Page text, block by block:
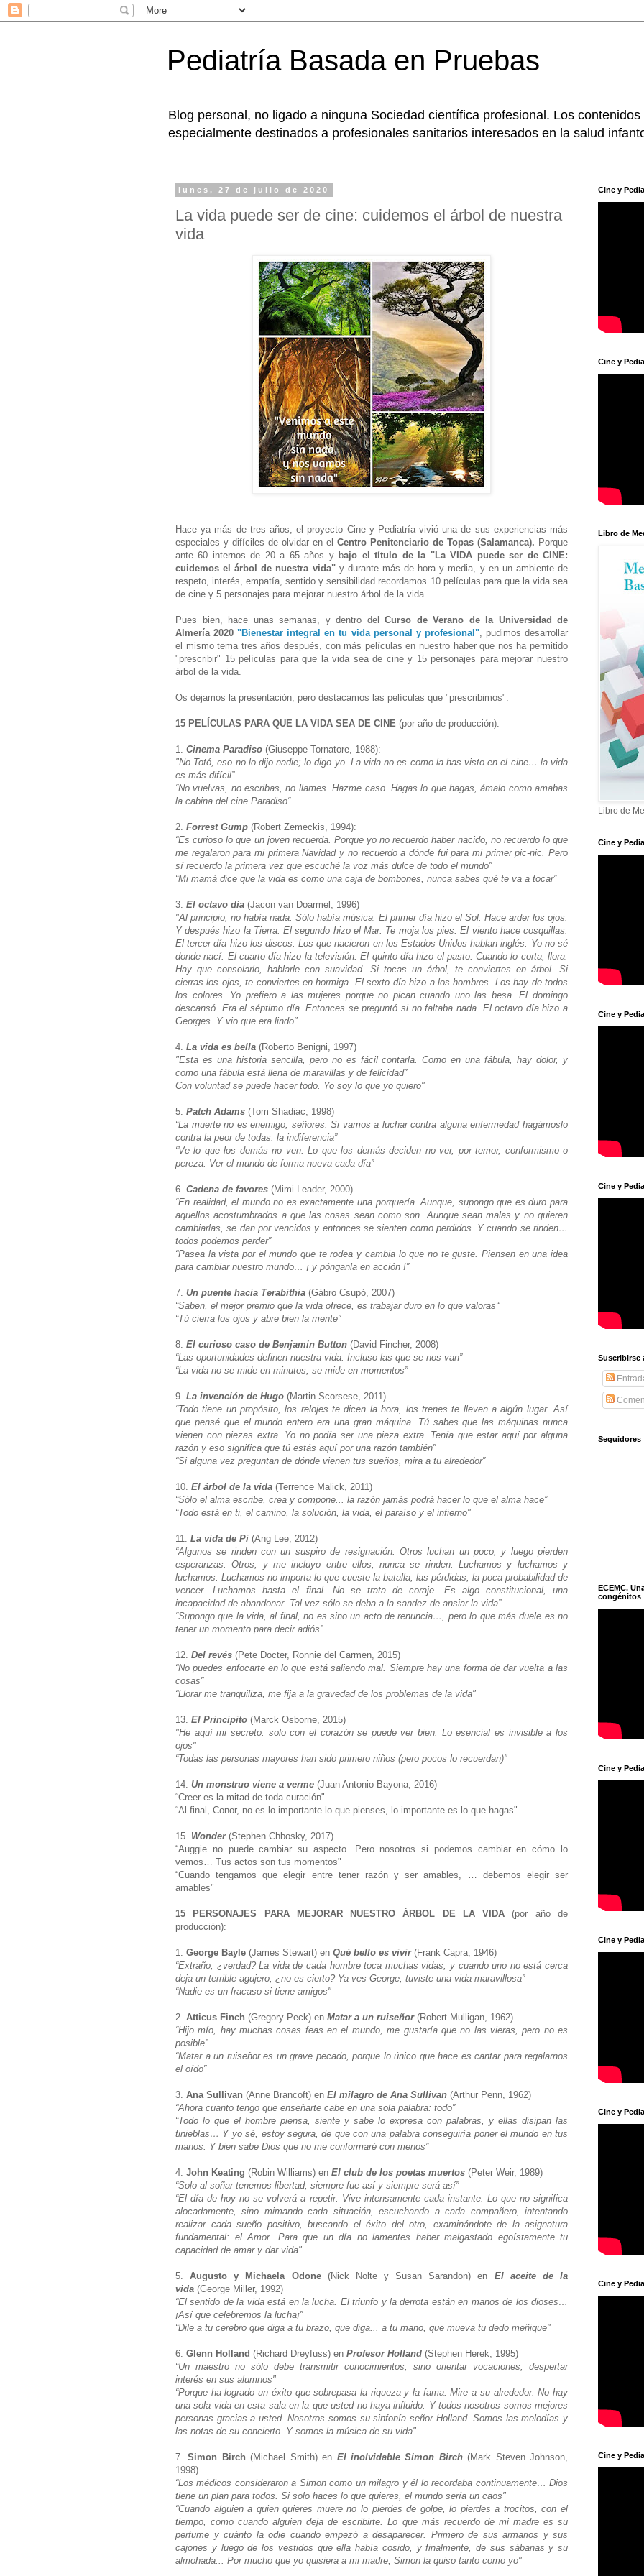
Pediatría Basada en Pruebas
Blog personal, no ligado a ninguna Sociedad científica profesional. Los
especialmente destinados a profesionales sanitarios interesados en la salud
lunes, 27 de julio de 2020
La vida puede ser de cine: cuidemos el árbol de nuestra
vida
Hace ya más de tres años, el proyecto Cine y Pediatría vivió una de sus experiencias más
especiales y difíciles de olvidar en el Centro Penitenciario de Topas (Salamanca). Porque
ante 60 internos de 20 a 65 años y bajo el título de la "La VIDA puede ser de CINE:
cuidemos el árbol de nuestra vida"y durante más de hora y media, y en un ambiente de
respeto, interés, empatía, sentido y sensibilidad recordamos 10 películas para que la vida sea
de cine y 5 personajes para mejorar nuestro árbol de la vida.
Pues bien, hace unas semanas, y dentro del Curso de Verano de la Universidad de
Almería 2020"Bienestar integral en tu vida personal y profesional", pudimos desarrollar
el mismo tema tres años después, con más películas en nuestro haber que nos ha permitido
"prescribir" 15 películas para que la vida sea de cine y 15 personajes para mejorar nuestro
árbol de la vida.
Os dejamos la presentación, pero destacamos las películas que "prescribimos".
15 PELÍCULAS PARA QUE LA VIDA SEA DE CINE (por año de producción):
1. Cinema Paradiso (Giuseppe Tornatore, 1988):
"No Totó, eso no lo dijo nadie; lo digo yo. La vida no es como la has visto en el cine… la vida
es más difícil”
“No vuelvas, no escribas, no llames. Hazme caso. Hagas lo que hagas, ámalo como amabas
la cabina del cine Paradiso“
2. Forrest Gump (Robert Zemeckis, 1994):
“Es curioso lo que un joven recuerda. Porque yo no recuerdo haber nacido, no recuerdo lo que
me regalaron para mi primera Navidad y no recuerdo a dónde fui para mi primer pic-nic. Pero
sí recuerdo la primera vez que escuché la voz más dulce de todo el mundo”
“Mi mamá dice que la vida es como una caja de bombones, nunca sabes qué te va a tocar”
3. El octavo día (Jacon van Doarmel, 1996)
"Al principio, no había nada. Sólo había música. El primer día hizo el Sol. Hace arder los ojos.
Y después hizo la Tierra. El segundo hizo el Mar. Te moja los pies. El viento hace cosquillas.
El tercer día hizo los discos. Los que nacieron en los Estados Unidos hablan inglés. Yo no sé
donde nací. El cuarto día hizo la televisión. El quinto día hizo el pasto. Cuando lo corta, llora.
Hay que consolarlo, hablarle con suavidad. Si tocas un árbol, te conviertes en árbol. Si
cierras los ojos, te conviertes en hormiga. El sexto día hizo a los hombres. Los hay de todos
los colores. Yo prefiero a las mujeres porque no pican cuando uno las besa. El domingo
descansó. Era el séptimo día. Entonces se preguntó si no faltaba nada. El octavo día hizo a
Georges. Y vio que era lindo"
4. La vida es bella (Roberto Benigni, 1997)
"Esta es una historia sencilla, pero no es fácil contarla. Como en una fábula, hay dolor, y
como una fábula está llena de maravillas y de felicidad”
Con voluntad se puede hacer todo. Yo soy lo que yo quiero"
5. Patch Adams (Tom Shadiac, 1998)
“La muerte no es enemigo, señores. Si vamos a luchar contra alguna enfermedad hagámoslo
contra la peor de todas: la indiferencia”
“Ve lo que los demás no ven. Lo que los demás deciden no ver, por temor, conformismo o
pereza. Ver el mundo de forma nueva cada día”
6. Cadena de favores (Mimi Leader, 2000)
“En realidad, el mundo no es exactamente una porquería. Aunque, supongo que es duro para
aquellos acostumbrados a que las cosas sean como son. Aunque sean malas y no quieren
cambiarlas, se dan por vencidos y entonces se sienten como perdidos. Y cuando se rinden…
todos podemos perder”
“Pasea la vista por el mundo que te rodea y cambia lo que no te guste. Piensen en una idea
para cambiar nuestro mundo… ¡ y pónganla en acción !”
7. Un puente hacia Terabithia (Gábro Csupó, 2007)
“Saben, el mejor premio que la vida ofrece, es trabajar duro en lo que valoras“
“Tú cierra los ojos y abre bien la mente”
8. El curioso caso de Benjamin Button (David Fincher, 2008)
“Las oportunidades definen nuestra vida. Incluso las que se nos van”
“La vida no se mide en minutos, se mide en momentos”
9. La invención de Hugo (Martin Scorsese, 2011)
“Todo tiene un propósito, los relojes te dicen la hora, los trenes te lleven a algún lugar. Así
que pensé que el mundo entero era una gran máquina. Tú sabes que las máquinas nunca
vienen con piezas extra. Yo no podía ser una pieza extra. Tenía que estar aquí por alguna
razón y eso significa que tú estás aquí por una razón también”
“Si alguna vez preguntan de dónde vienen tus sueños, mira a tu alrededor”
10. El árbol de la vida (Terrence Malick, 2011)
“Sólo el alma escribe, crea y compone... la razón jamás podrá hacer lo que el alma hace”
“Todo está en ti, el camino, la solución, la vida, el paraíso y el infierno"
11. La vida de Pi (Ang Lee, 2012)
“Algunos se rinden con un suspiro de resignación. Otros luchan un poco, y luego pierden
esperanzas. Otros, y me incluyo entre ellos, nunca se rinden. Luchamos y luchamos y
luchamos. Luchamos no importa lo que cueste la batalla, las pérdidas, la poca probabilidad de
vencer. Luchamos hasta el final. No se trata de coraje. Es algo constitucional, una
incapacidad de abandonar. Tal vez sólo se deba a la sandez de ansiar la vida”
“Supongo que la vida, al final, no es sino un acto de renuncia…, pero lo que más duele es no
tener un momento para decir adiós”
12. Del revés (Pete Docter, Ronnie del Carmen, 2015)
“No puedes enfocarte en lo que está saliendo mal. Siempre hay una forma de dar vuelta a las
cosas”
“Llorar me tranquiliza, me fija a la gravedad de los problemas de la vida"
13. El Principito (Marck Osborne, 2015)
"He aquí mi secreto: solo con el corazón se puede ver bien. Lo esencial es invisible a los
ojos"
“Todas las personas mayores han sido primero niños (pero pocos lo recuerdan)"
14. Un monstruo viene a verme (Juan Antonio Bayona, 2016)
“Creer es la mitad de toda curación"
“Al final, Conor, no es lo importante lo que pienses, lo importante es lo que hagas"
15. Wonder(Stephen Chbosky, 2017)
“Auggie no puede cambiar su aspecto. Pero nosotros si podemos cambiar en cómo lo
vemos… Tus actos son tus momentos"
“Cuando tengamos que elegir entre tener razón y ser amables, … debemos elegir ser
amables"
15 PERSONAJES PARA MEJORAR NUESTRO ÁRBOL DE LA VIDA (por año de
producción):
1. George Bayle (James Stewart) en Qué bello es vivir(Frank Capra, 1946)
“Extraño, ¿verdad? La vida de cada hombre toca muchas vidas, y cuando uno no está cerca
deja un terrible agujero, ¿no es cierto? Ya ves George, tuviste una vida maravillosa”
“Nadie es un fracaso si tiene amigos"
2. Atticus Finch (Gregory Peck) en Matar a un ruiseñor(Robert Mulligan, 1962)
“Hijo mío, hay muchas cosas feas en el mundo, me gustaría que no las vieras, pero no es
posible”
“Matar a un ruiseñor es un grave pecado, porque lo único que hace es cantar para regalarnos
el oído”
3. Ana Sullivan (Anne Brancoft) en El milagro de Ana Sullivan (Arthur Penn, 1962)
“Ahora cuanto tengo que enseñarte cabe en una sola palabra: todo”
“Todo lo que el hombre piensa, siente y sabe lo expresa con palabras, y ellas disipan las
tinieblas… Y yo sé, estoy segura, de que con una palabra conseguiría poner el mundo en tus
manos. Y bien sabe Dios que no me conformaré con menos”
4. John Keating (Robin Williams) en El club de los poetas muertos (Peter Weir, 1989)
“Solo al soñar tenemos libertad, siempre fue así y siempre será así”
“El día de hoy no se volverá a repetir. Vive intensamente cada instante. Lo que no significa
alocadamente, sino mimando cada situación, escuchando a cada compañero, intentando
realizar cada sueño positivo, buscando el éxito del otro, examinándote de la asignatura
fundamental: el Amor. Para que un día no lamentes haber malgastado egoístamente tu
capacidad de amar y dar vida"
5.Augusto y Michaela Odone (Nick Nolte y Susan Sarandon) en El aceite de la
vida (George Miller, 1992)
“El sentido de la vida está en la lucha. El triunfo y la derrota están en manos de los dioses…
¡Así que celebremos la lucha¡”
“Dile a tu cerebro que diga a tu brazo, que diga... a tu mano, que mueva tu dedo meñique"
6. Glenn Holland (Richard Dreyfuss) en Profesor Holland (Stephen Herek, 1995)
“Un maestro no sólo debe transmitir conocimientos, sino orientar vocaciones, despertar
interés en sus alumnos"
“Porque ha logrado un éxito que sobrepasa la riqueza y la fama. Mire a su alrededor. No hay
una sola vida en esta sala en la que usted no haya influido. Y todos nosotros somos mejores
personas gracias a usted. Nosotros somos su sinfonía señor Holland. Somos las melodías y
las notas de su concierto. Y somos la música de su vida"
7.Simon Birch (Michael Smith) en El inolvidable Simon Birch(Mark Steven Johnson,
1998)
“Los médicos consideraron a Simon como un milagro y él lo recordaba continuamente… Dios
tiene un plan para todos. Si solo haces lo que quieres, el mundo sería un caos"
“Cuando alguien a quien quieres muere no lo pierdes de golpe, lo pierdes a trocitos, con el
tiempo, como cuando alguien deja de escribirte. Lo que más recuerdo de mi madre es su
perfume y cuánto la odie cuando empezó a desaparecer. Primero de sus armarios y sus
cajones y luego de los vestidos que ella había cosido, y finalmente, de sus sábanas y su
almohada... Por mucho que yo quisiera a mi madre, Simon la quiso tanto como yo"
Cine y
Cine y
Libro de
Libro de
Cine y
Cine y
Cine y
Suscribirse
Seguidores
ECEMC.
congénitos
Cine y
Cine y
Cine y
Cine y
Cine y